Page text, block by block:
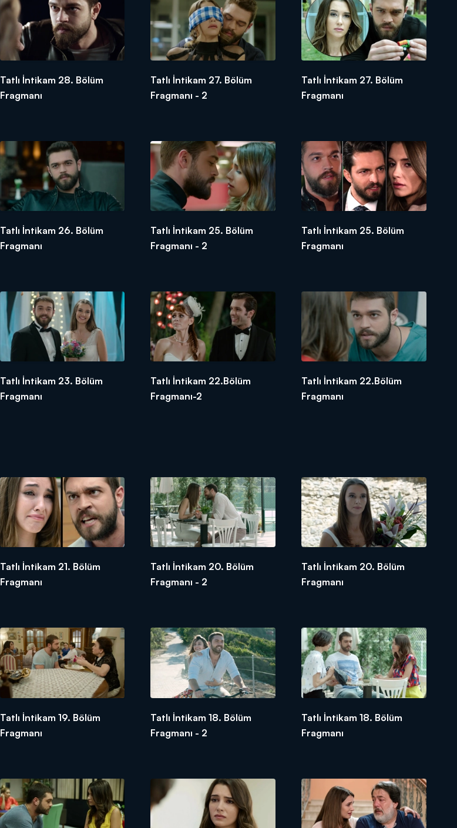
Tatlı İntikam 28. Bölüm
Fragmanı
Tatlı İntikam 27. Bölüm
Fragmanı - 2
Tatlı İntikam 27. Bölüm
Fragmanı
Tatlı İntikam 26. Bölüm
Fragmanı
Tatlı İntikam 25. Bölüm
Fragmanı - 2
Tatlı İntikam 25. Bölüm
Fragmanı
Tatlı İntikam 23. Bölüm
Fragmanı
Tatlı İntikam 22.Bölüm
Fragmanı-2
Tatlı İntikam 22.Bölüm
Fragmanı
Tatlı İntikam 21. Bölüm
Fragmanı
Tatlı İntikam 20. Bölüm
Fragmanı - 2
Tatlı İntikam 20. Bölüm
Fragmanı
Tatlı İntikam 19. Bölüm
Fragmanı
Tatlı İntikam 18. Bölüm
Fragmanı - 2
Tatlı İntikam 18. Bölüm
Fragmanı